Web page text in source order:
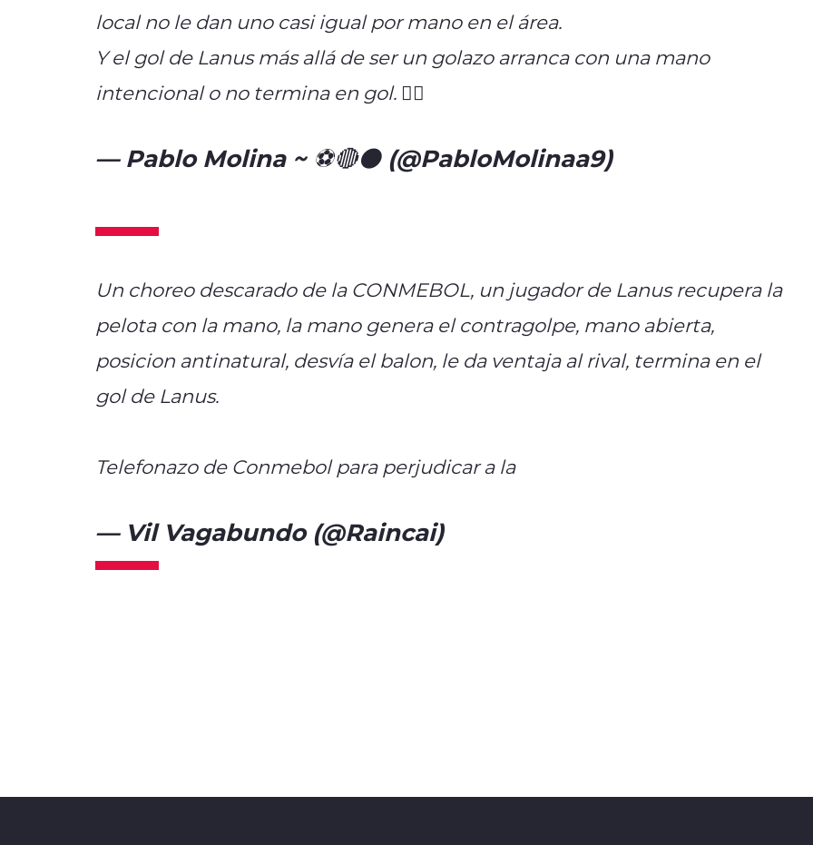
local no le dan uno casi igual por mano en el área.
Y el gol de Lanus más allá de ser un golazo arranca con una mano
intencional o no termina en gol. 🤷‍♂️
— Pablo Molina ~ ⚽️🔴⚫ (@PabloMolinaa9)
Un choreo descarado de la CONMEBOL, un jugador de Lanus recupera la
pelota con la mano, la mano genera el contragolpe, mano abierta,
posicion antinatural, desvía el balon, le da ventaja al rival, termina en el
gol de Lanus.
Telefonazo de Conmebol para perjudicar a la
— Vil Vagabundo (@Raincai)